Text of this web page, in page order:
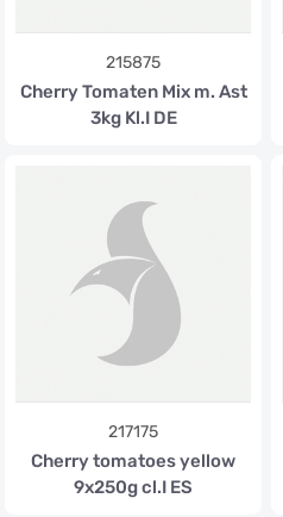
215875
Cherry Tomaten Mix m. Ast
3kg Kl.I DE
217175
Cherry tomatoes yellow
9x250g cl.I ES